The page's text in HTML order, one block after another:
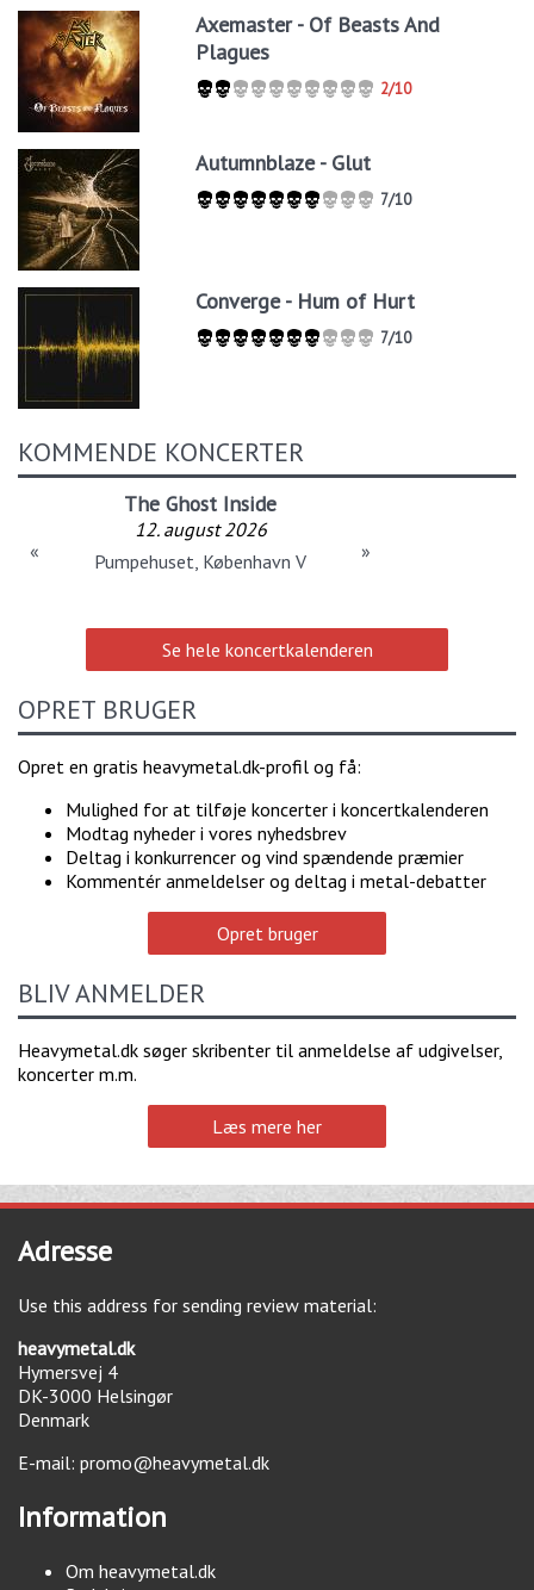
Axemaster - Of Beasts And
Plagues
2/10
Autumnblaze - Glut
7/10
Converge - Hum of Hurt
7/10
KOMMENDE KONCERTER
The Ghost Inside
12. august 2026
Pumpehuset, København V
« »
Se hele koncertkalenderen
OPRET BRUGER
Opret en gratis heavymetal.dk-profil og få:
Mulighed for at tilføje koncerter i koncertkalenderen
Modtag nyheder i vores nyhedsbrev
Deltag i konkurrencer og vind spændende præmier
Kommentér anmeldelser og deltag i metal-debatter
Opret bruger
BLIV ANMELDER
Heavymetal.dk søger skribenter til anmeldelse af udgivelser,
koncerter m.m.
Læs mere her
Adresse
Use this address for sending review material:
heavymetal.dk
Hymersvej 4
DK-3000 Helsingør
Denmark
E-mail: promo@heavymetal.dk
Information
Om heavymetal.dk